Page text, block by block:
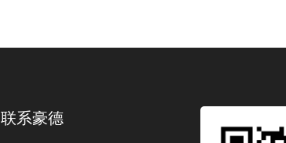
联系豪德